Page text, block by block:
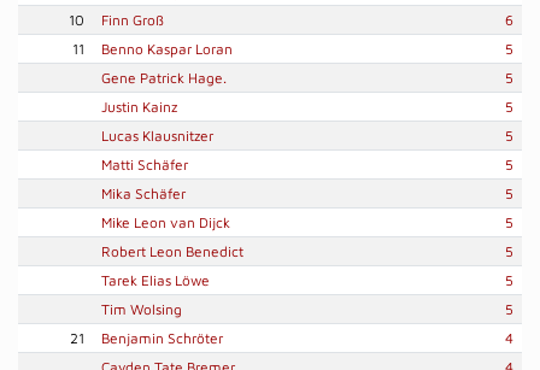
10
Finn Groß
6
11
Benno Kaspar Loran
5
Gene Patrick Hage.
5
Justin Kainz
5
Lucas Klausnitzer
5
Matti Schäfer
5
Mika Schäfer
5
Mike Leon van Dijck
5
Robert Leon Benedict
5
Tarek Elias Löwe
5
Tim Wolsing
5
21
Benjamin Schröter
4